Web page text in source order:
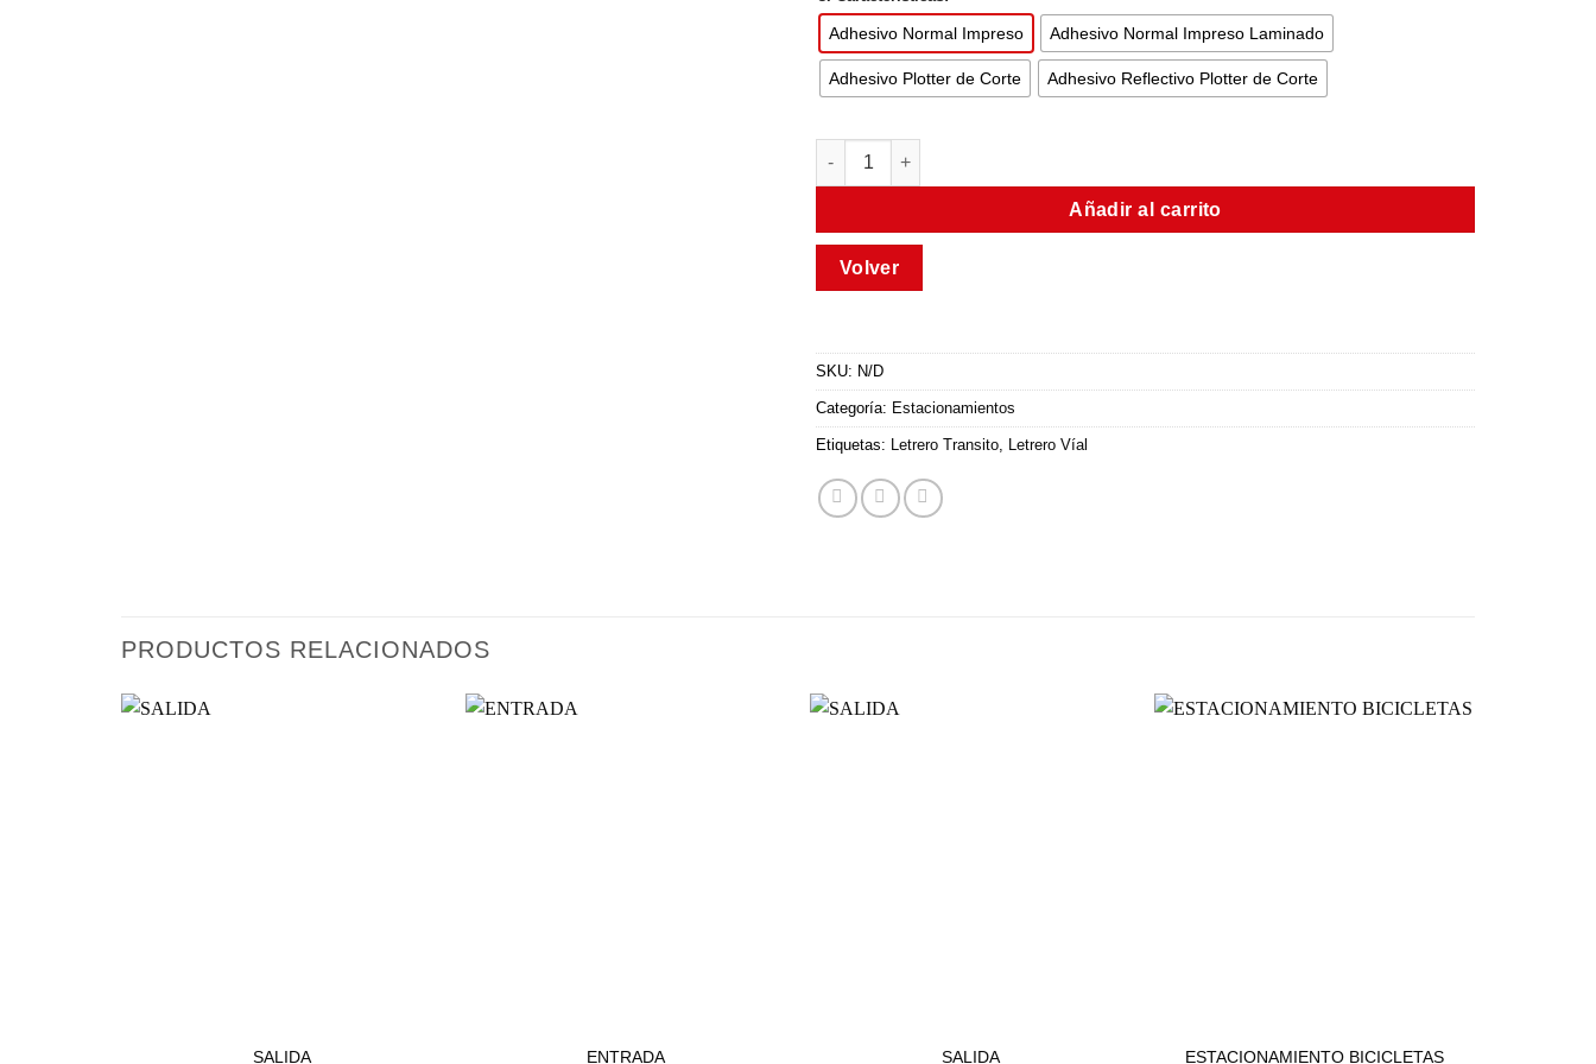
Adhesivo Normal Impreso Adhesivo Normal Impreso Laminado
Adhesivo Plotter de Corte Adhesivo Reflectivo Plotter de Corte
Añadir al carrito
SKU: N/D
Categoría: Estacionamientos
Etiquetas: Letrero Transito, Letrero Víal
PRODUCTOS RELACIONADOS
SALIDA ENTRADA SALIDA ESTACIONAMIENTO BICICLETAS